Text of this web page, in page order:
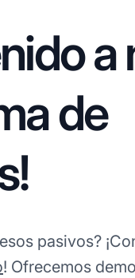
de
pasivos?
! Ofrecemos